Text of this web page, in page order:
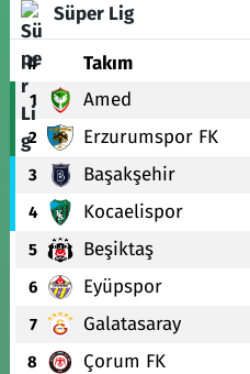
Süper Lig
# Takım
1 Amed
2 Erzurumspor FK
3 Başakşehir
4 Kocaelispor
5 Beşiktaş
6 Eyüpspor
7 Galatasaray
8 Çorum FK